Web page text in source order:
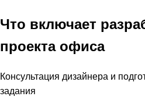
Что включает
проекта офиса
Консультация дизайнера и
задания